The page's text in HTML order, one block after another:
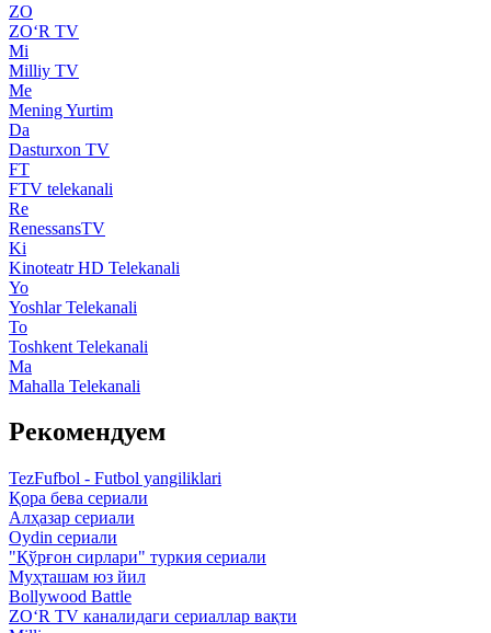
ZO
ZO‘R TV
Mi
Milliy TV
Me
Mening Yurtim
Da
Dasturxon TV
FT
FTV telekanali
Re
RenessansTV
Ki
Kinoteatr HD Telekanali
Yo
Yoshlar Telekanali
To
Toshkent Telekanali
Ma
Mahalla Telekanali
Рекомендуем
TezFufbol - Futbol yangiliklari
Қора бева сериали
Алҳазар сериали
Oydin сериали
"Қўрғон сирлари" туркия сериали
Муҳташам юз йил
Bollywood Battle
ZO‘R TV каналидаги сериаллар вақти